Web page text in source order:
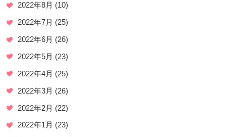
2022年8月 (10)
2022年7月 (25)
2022年6月 (26)
2022年5月 (23)
2022年4月 (25)
2022年3月 (26)
2022年2月 (22)
2022年1月 (23)